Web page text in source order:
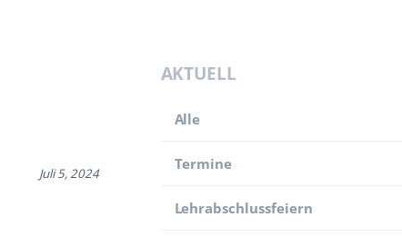
Juli 5, 2024
AKTUELL
Alle
Termine
Lehr­abschluss­feiern